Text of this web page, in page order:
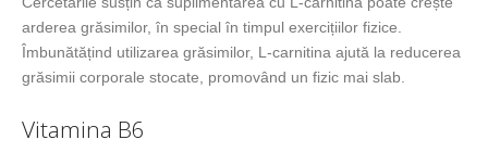
arderea grăsimilor, în special în timpul exercițiilor fizice.
Îmbunătățind utilizarea grăsimilor, L-carnitina ajută la reducerea
grăsimii corporale stocate, promovând un fizic mai slab.
Vitamina B6